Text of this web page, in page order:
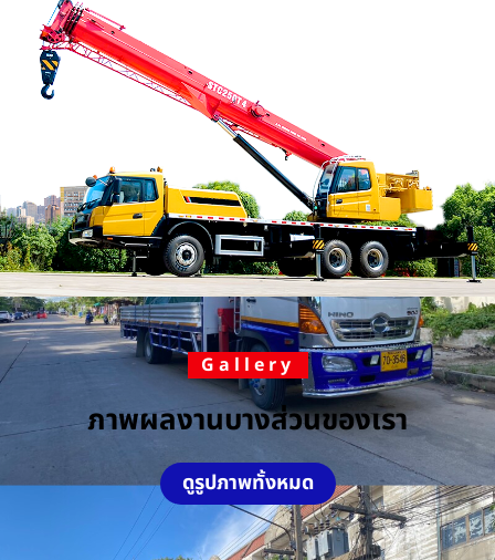
Gallery
ภาพผลงานบางส่วนของเรา
ดูรูปภาพทั้งหมด